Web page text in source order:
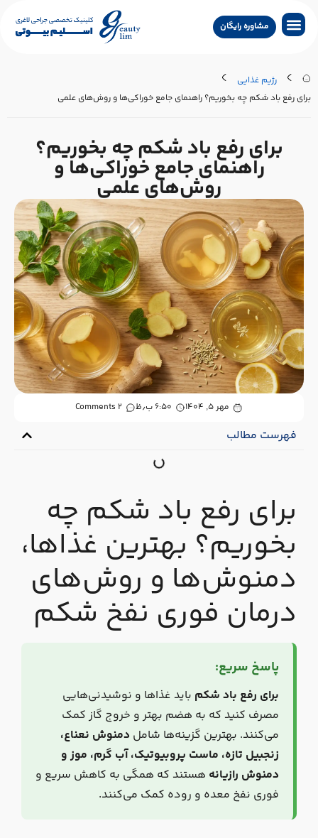
مشاوره رایگان
رژیم غذایی
رفع باد شکم چه بخوریم؟ راهنمای جامع خوراکی‌ها و روش‌های علمی
برای رفع باد شکم چه بخوریم؟
راهنمای جامع خوراکی‌ها و
روش‌های علمی
مهر ۵, ۱۴۰۴ ۶:۵۰ ب٫ظ 2 Comments
فهرست مطالب
برای رفع باد شکم چه
بخوریم؟ بهترین غذاها،
دمنوش‌ها و روش‌های
درمان فوری نفخ شکم
پاسخ سریع:
برای رفع باد شکمباید غذاها و نوشیدنی‌هایی
مصرف کنید که به هضم بهتر و خروج گاز کمک
می‌کنند. بهترین گزینه‌ها شاملدمنوش نعناع،
زنجبیل تازه، ماست پروبیوتیک، آب گرم، موز و
دمنوش رازیانههستند که همگی به کاهش سریع و
فوری نفخ معده و روده کمک می‌کنند.